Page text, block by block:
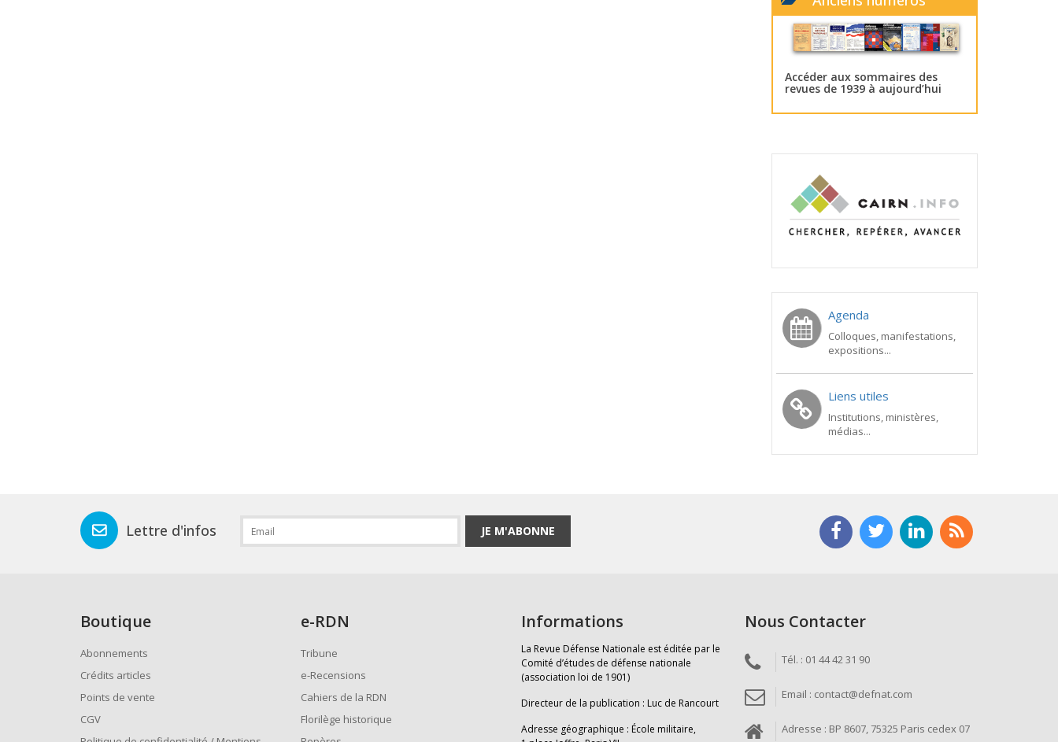
Accéder aux sommaires des
revues de 1939 à aujourd’hui
Agenda
Colloques, manifestations,
expositions...
Liens utiles
Institutions, ministères,
médias...
Lettre d'infos JE M'ABONNE
Boutique
Abonnements
Crédits articles
Points de vente
CGV
e-RDN
Tribune
e-Recensions
Cahiers de la RDN
Florilège historique
Informations
La Revue Défense Nationale est éditée par le
Comité d’études de défense nationale
(association loi de 1901)
Directeur de la publication : Luc de Rancourt
Adresse géographique : École militaire,
Nous Contacter
Tél. : 01 44 42 31 90
Email : contact@defnat.com
Adresse : BP 8607, 75325 Paris cedex 07